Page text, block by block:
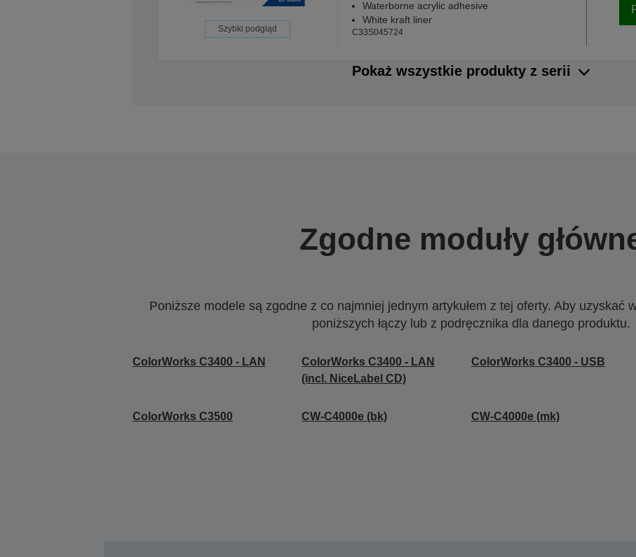
Szybki podgląd
Waterborne acrylic adhesive
White kraft liner
C33S045724
Pokaż wszystkie produkty z serii
Zgodne moduły
Poniższe modele są zgodne z co najmniej jednym artykułem z tej oferty. Aby uzyskać
poniższych łączy lub z podręcznika dla danego produktu.
ColorWorks C3400 - LAN
ColorWorks C3400 - LAN
(incl. NiceLabel CD)
ColorWorks C3400 - USB
ColorWorks C3500 CW-C4000e (bk) CW-C4000e (mk)